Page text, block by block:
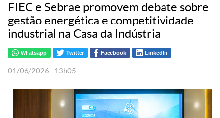
FIEC e Sebrae promovem debate sobre
gestão energética e competitividade
industrial na Casa da Indústria
Whatsapp Twitter Facebook LinkedIn
01/06/2026 - 13h05